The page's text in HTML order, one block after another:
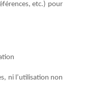
etc.) pour
ni l’utilisation non